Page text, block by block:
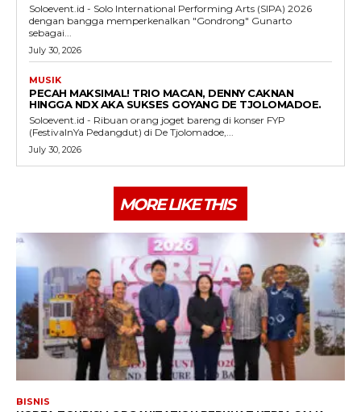
Soloevent.id - Solo International Performing Arts (SIPA) 2026
dengan bangga memperkenalkan "Gondrong" Gunarto
sebagai...
July 30, 2026
MUSIK
PECAH MAKSIMAL! TRIO MACAN, DENNY CAKNAN
HINGGA NDX AKA SUKSES GOYANG DE TJOLOMADOE.
Soloevent.id - Ribuan orang joget bareng di konser FYP
(FestivalnYa Pedangdut) di De Tjolomadoe,...
July 30, 2026
MORE LIKE THIS
BISNIS